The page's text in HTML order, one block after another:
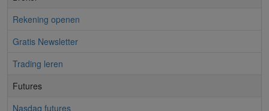
Rekening openen
Gratis Newsletter
Trading leren
Futures
Nasdaq futures